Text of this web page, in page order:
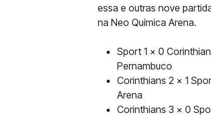
essa e outras nove
na Neo Química Arena.
Sport 1 x 0
Pernambuco
Corinthians 2 x 1
Arena
Corinthians 3 x 0